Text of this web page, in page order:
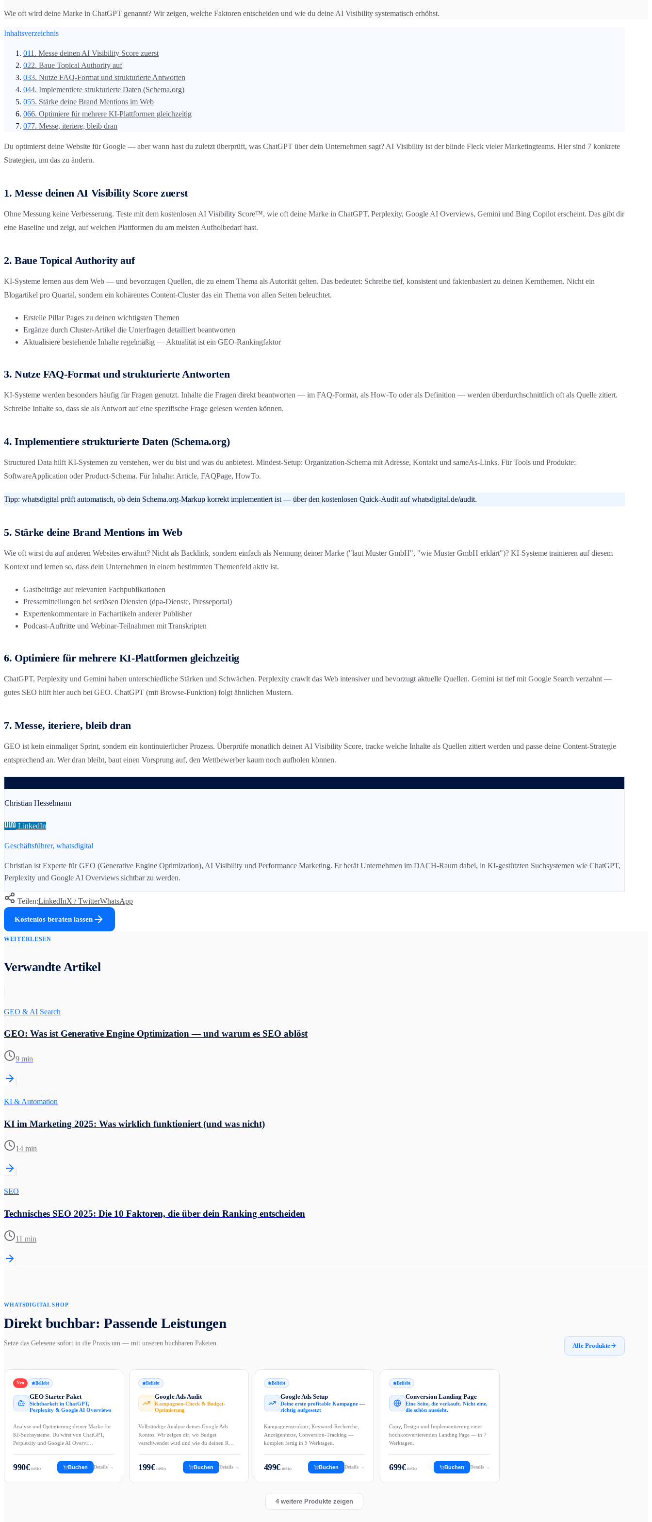
Wie oft wird deine Marke in ChatGPT genannt? Wir zeigen, welche Faktoren entscheiden und wie du deine AI Visibility systematisch erhöhst.
Inhaltsverzeichnis
011. Messe deinen AI Visibility Score zuerst
022. Baue Topical Authority auf
033. Nutze FAQ-Format und strukturierte Antworten
044. Implementiere strukturierte Daten (Schema.org)
055. Stärke deine Brand Mentions im Web
066. Optimiere für mehrere KI-Plattformen gleichzeitig
077. Messe, iteriere, bleib dran
Du optimierst deine Website für Google — aber wann hast du zuletzt überprüft, was ChatGPT über dein Unternehmen sagt? AI Visibility ist der blinde Fleck vieler Marketingteams. Hier sind 7 konkrete
Strategien, um das zu ändern.
1. Messe deinen AI Visibility Score zuerst
Ohne Messung keine Verbesserung. Teste mit dem kostenlosen AI Visibility Score™, wie oft deine Marke in ChatGPT, Perplexity, Google AI Overviews, Gemini und Bing Copilot erscheint. Das gibt dir
eine Baseline und zeigt, auf welchen Plattformen du am meisten Aufholbedarf hast.
2. Baue Topical Authority auf
KI-Systeme lernen aus dem Web — und bevorzugen Quellen, die zu einem Thema als Autorität gelten. Das bedeutet: Schreibe tief, konsistent und faktenbasiert zu deinen Kernthemen. Nicht ein
Blogartikel pro Quartal, sondern ein kohärentes Content-Cluster das ein Thema von allen Seiten beleuchtet.
Erstelle Pillar Pages zu deinen wichtigsten Themen
Ergänze durch Cluster-Artikel die Unterfragen detailliert beantworten
Aktualisiere bestehende Inhalte regelmäßig — Aktualität ist ein GEO-Rankingfaktor
3. Nutze FAQ-Format und strukturierte Antworten
KI-Systeme werden besonders häufig für Fragen genutzt. Inhalte die Fragen direkt beantworten — im FAQ-Format, als How-To oder als Definition — werden überdurchschnittlich oft als Quelle zitiert.
Schreibe Inhalte so, dass sie als Antwort auf eine spezifische Frage gelesen werden können.
4. Implementiere strukturierte Daten (Schema.org)
Structured Data hilft KI-Systemen zu verstehen, wer du bist und was du anbietest. Mindest-Setup: Organization-Schema mit Adresse, Kontakt und sameAs-Links. Für Tools und Produkte:
SoftwareApplication oder Product-Schema. Für Inhalte: Article, FAQPage, HowTo.
Tipp: whatsdigital prüft automatisch, ob dein Schema.org-Markup korrekt implementiert ist — über den kostenlosen Quick-Audit auf whatsdigital.de/audit.
5. Stärke deine Brand Mentions im Web
Wie oft wirst du auf anderen Websites erwähnt? Nicht als Backlink, sondern einfach als Nennung deiner Marke ("laut Muster GmbH", "wie Muster GmbH erklärt")? KI-Systeme trainieren auf diesem
Kontext und lernen so, dass dein Unternehmen in einem bestimmten Themenfeld aktiv ist.
Gastbeiträge auf relevanten Fachpublikationen
Pressemitteilungen bei seriösen Diensten (dpa-Dienste, Presseportal)
Expertenkommentare in Fachartikeln anderer Publisher
Podcast-Auftritte und Webinar-Teilnahmen mit Transkripten
6. Optimiere für mehrere KI-Plattformen gleichzeitig
ChatGPT, Perplexity und Gemini haben unterschiedliche Stärken und Schwächen. Perplexity crawlt das Web intensiver und bevorzugt aktuelle Quellen. Gemini ist tief mit Google Search verzahnt —
gutes SEO hilft hier auch bei GEO. ChatGPT (mit Browse-Funktion) folgt ähnlichen Mustern.
7. Messe, iteriere, bleib dran
GEO ist kein einmaliger Sprint, sondern ein kontinuierlicher Prozess. Überprüfe monatlich deinen AI Visibility Score, tracke welche Inhalte als Quellen zitiert werden und passe deine Content-Strategie
entsprechend an. Wer dran bleibt, baut einen Vorsprung auf, den Wettbewerber kaum noch aufholen können.
Christian Hesselmann
LinkedIn
Geschäftsführer, whatsdigital
Christian ist Experte für GEO (Generative Engine Optimization), AI Visibility und Performance Marketing. Er berät Unternehmen im DACH-Raum dabei, in KI-gestützten Suchsystemen wie ChatGPT,
Perplexity und Google AI Overviews sichtbar zu werden.
Teilen:LinkedInX / TwitterWhatsApp
Kostenlos beraten lassen
WEITERLESEN
Verwandte Artikel
GEO & AI Search
GEO: Was ist Generative Engine Optimization — und warum es SEO ablöst
9 min
KI & Automation
KI im Marketing 2025: Was wirklich funktioniert (und was nicht)
14 min
SEO
Technisches SEO 2025: Die 10 Faktoren, die über dein Ranking entscheiden
11 min
WHATSDIGITAL SHOP
Direkt buchbar: Passende Leistungen
Setze das Gelesene sofort in die Praxis um — mit unseren buchbaren Paketen. Alle Produkte
Neu Beliebt
GEO Starter Paket
Sichtbarkeit in ChatGPT,
Perplexity & Google AI Overviews
Analyse und Optimierung deiner Marke für
KI-Suchsysteme. Du wirst von ChatGPT,
Perplexity und Google AI Overvi…
990€netto Buchen Details →
Beliebt
Google Ads Audit
Kampagnen-Check & Budget-
Optimierung
Vollständige Analyse deines Google Ads
Kontos. Wir zeigen dir, wo Budget
verschwendet wird und wie du deinen R…
199€netto Buchen Details →
Beliebt
Google Ads Setup
Deine erste profitable Kampagne —
richtig aufgesetzt
Kampagnenstruktur, Keyword-Recherche,
Anzeigentexte, Conversion-Tracking —
komplett fertig in 5 Werktagen.
499€netto Buchen Details →
Beliebt
Conversion Landing Page
Eine Seite, die verkauft. Nicht eine,
die schön aussieht.
Copy, Design und Implementierung einer
hochkonvertierenden Landing Page — in 7
Werktagen.
699€netto Buchen Details →
4 weitere Produkte zeigen